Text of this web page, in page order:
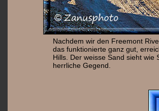
Nachdem wir den Freemont
das funktionierte ganz gut,
Hills. Der weisse Sand sieht wie
herrliche Gegend.